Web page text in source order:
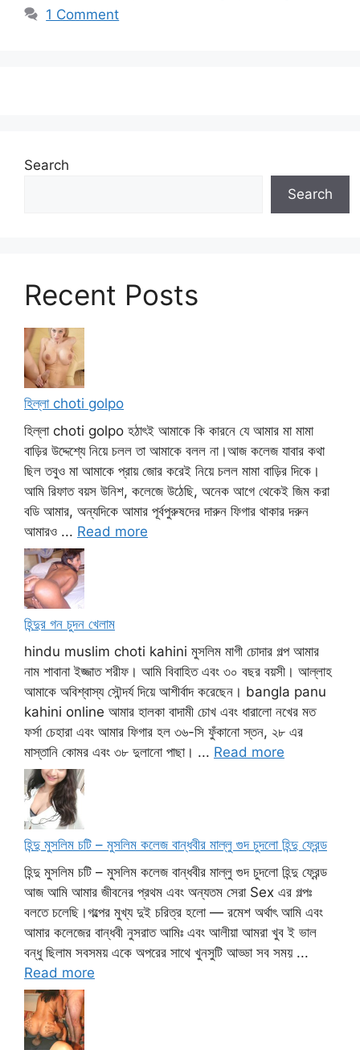
1 Comment
Search
Search
Recent Posts
হিল্লা choti golpo
হিল্লা choti golpo হঠাৎই আমাকে কি কারনে যে আমার মা মামা
বাড়ির উদ্দেশ্যে নিয়ে চলল তা আমাকে বলল না।আজ কলেজ যাবার কথা
ছিল তবুও মা আমাকে প্রায় জোর করেই নিয়ে চলল মামা বাড়ির দিকে।
আমি রিফাত বয়স উনিশ, কলেজে উঠেছি, অনেক আগে থেকেই জিম করা
বডি আমার, অন্যদিকে আমার পূর্বপুরুষদের দারুন ফিগার থাকার দরুন
আমারও ... Read more
হিন্দুর গন চুদন খেলাম
hindu muslim choti kahini মুসলিম মাগী চোদার গল্প আমার
নাম শাবানা ইজ্জাত শরীফ। আমি বিবাহিত এবং ৩০ বছর বয়সী। আল্লাহ
আমাকে অবিশ্বাস্য সৌন্দর্য দিয়ে আশীর্বাদ করেছেন। bangla panu
kahini online আমার হালকা বাদামী চোখ এবং ধারালো নখের মত
ফর্সা চেহারা এবং আমার ফিগার হল ৩৬-সি ফুঁকানো স্তন, ২৮ এর
মাস্তানি কোমর এবং ৩৮ দুলানো পাছা। ... Read more
হিন্দু মুসলিম চটি – মুসলিম কলেজ বান্ধবীর মাল্লু গুদ চুদলো হিন্দু ফ্রেন্ড
হিন্দু মুসলিম চটি – মুসলিম কলেজ বান্ধবীর মাল্লু গুদ চুদলো হিন্দু ফ্রেন্ড
আজ আমি আমার জীবনের প্রথম এবং অন্যতম সেরা Sex এর গল্পঃ
বলতে চলেছি।গল্পের মুখ্য দুই চরিত্র হলো — রমেশ অর্থাৎ আমি এবং
আমার কলেজের বান্ধবী নুসরাত আমিঃ এবং আলীয়া আমরা খুব ই ভাল
বন্ধু ছিলাম সবসময় একে অপরের সাথে খুনসুটি আড্ডা সব সময় ...
Read more